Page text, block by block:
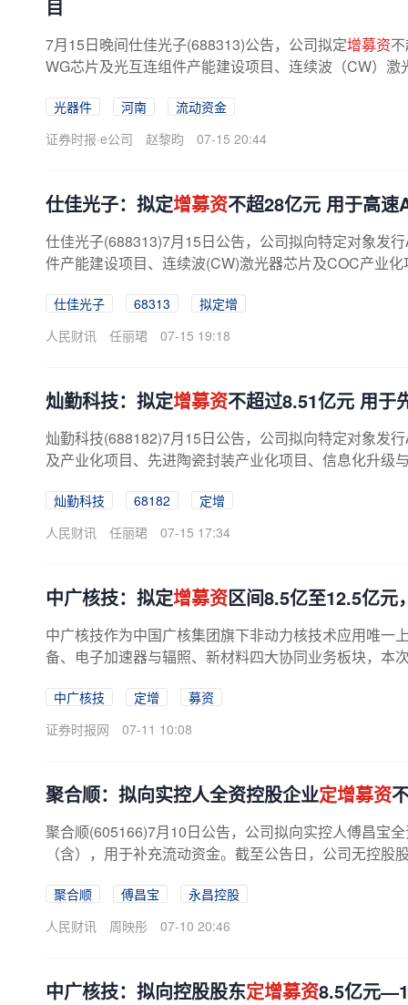
目
7月15日晚间仕佳光子(688313)公告，公司拟定增募资
WG芯片及光互连组件产能建设项目、连续波（CW）
光器件 河南
流动资金
证券时报·e公司
赵黎昀 07-15 20:44
仕佳光子：拟定增募资不超28亿元 用于高速
仕佳光子(688313)7月15日公告，公司拟向特定对象发
件产能建设项目、连续波(CW)激光器芯片及COC产业
仕佳光子 68313
拟定增
人民财讯
任丽珺 07-15 19:18
灿勤科技：拟定增募资不超过8.51亿元 用于
灿勤科技(688182)7月15日公告，公司拟向特定对象发
及产业化项目、先进陶瓷封装产业化项目、信息化升级
灿勤科技 68182
定增
人民财讯
任丽珺 07-15 17:34
中广核技：拟定增募资区间8.5亿至12.5亿元
中广核技作为中国广核集团旗下非动力核技术应用唯一
备、电子加速器与辐照、新材料四大协同业务板块，本
中广核技 定增
募资
证券时报网
07-11 10:08
聚合顺：拟向实控人全资控股企业定增募资
聚合顺(605166)7月10日公告，公司拟向实控人傅昌宝
（含），用于补充流动资金。截至公告日，公司无控
聚合顺 傅昌宝
永昌控股
人民财讯
周映彤 07-10 20:46
中广核技：拟向控股股东定增募资8.5亿元